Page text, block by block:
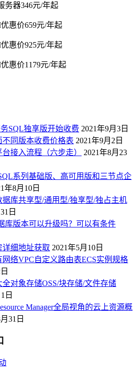
务器346元/年起
惠价659元/年起
惠价925元/年起
惠价1179元/年起
SQL独享版开始收费 2021年9月3日
不同版本收费价格表 2021年9月2日
接入流程（六步走）
2021年8月23
系列基础版、高可用版和三节点企
年8月10日
库共享型/通用型/独享型/独占主机
日
库版本可以升级吗？可以有条件
详细地址获取 2021年5月10日
络VPC自定义路由表ECS实例规格
对象存储OSS/块存储/文件存储
日
Manager全局视角的云上资源概
31日